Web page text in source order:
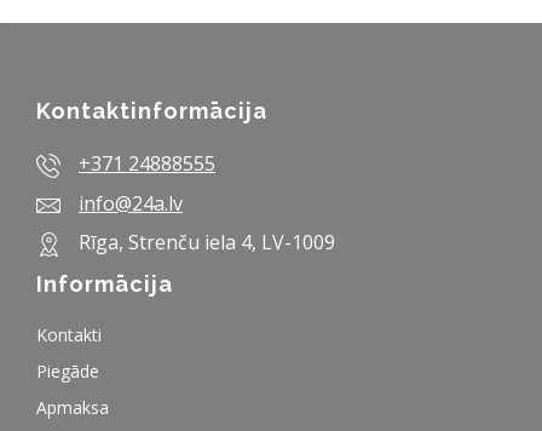
Kontaktinformācija
+371 24888555
info@24a.lv
Rīga, Strenču iela 4, LV-1009
Informācija
Kontakti
Piegāde
Apmaksa